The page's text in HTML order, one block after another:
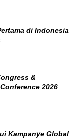
di Indonesia
&
2026
Kampanye Global